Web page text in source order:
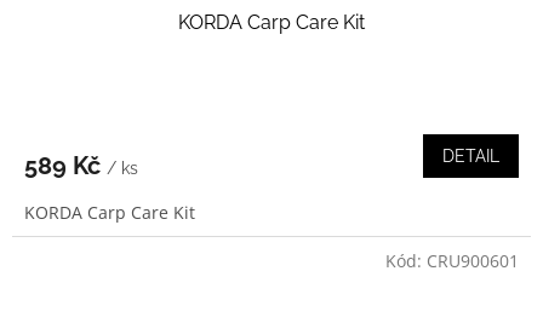
KORDA Carp Care Kit
589 Kč / ks
DETAIL
KORDA Carp Care Kit
Kód: CRU900601